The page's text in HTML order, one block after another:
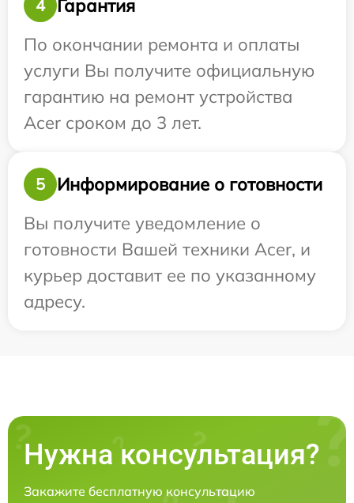
4
Гарантия
По окончании ремонта и оплаты
услуги Вы получите официальную
гарантию на ремонт устройства
Acer сроком до 3 лет.
5
Информирование о готовности
Вы получите уведомление о
готовности Вашей техники Acer, и
курьер доставит ее по указанному
адресу.
Нужна консультация?
Закажите бесплатную консультацию